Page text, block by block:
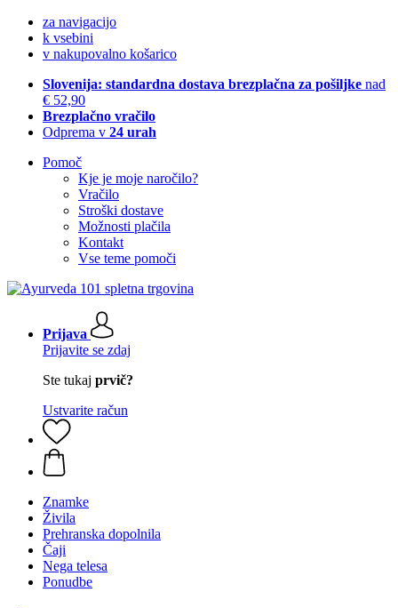
za navigacijo
k vsebini
v nakupovalno košarico
Slovenija: standardna dostava brezplačna za pošiljke nad
€ 52,90
Brezplačno vračilo
Odprema v 24 urah
Pomoč
Kje je moje naročilo?
Vračilo
Stroški dostave
Možnosti plačila
Kontakt
Vse teme pomoči
Prijava
Prijavite se zdaj
Ste tukaj prvič?
Ustvarite račun
Znamke
Živila
Prehranska dopolnila
Čaji
Nega telesa
Ponudbe